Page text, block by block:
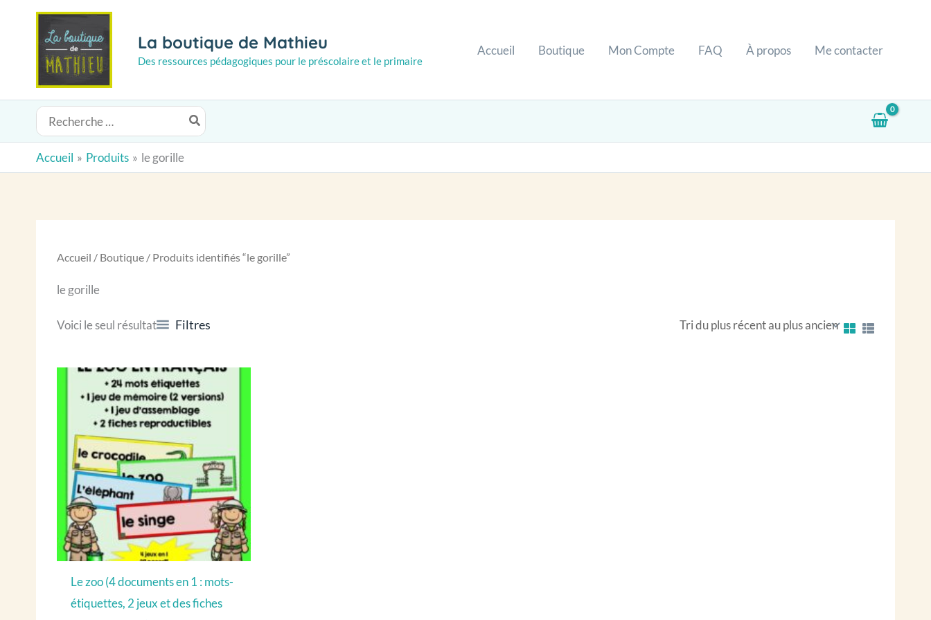
La boutique de Mathieu
Des ressources pédagogiques pour le préscolaire et le primaire
Accueil Boutique Mon Compte FAQ À propos Me contacter
Rechercher:
Accueil Produits le gorille
Accueil / Boutique / Produits identifiés “le gorille”
le gorille
Voici le seul résultat Filtres
Le zoo (4 documents en 1 : mots-
étiquettes, 2 jeux et des fiches